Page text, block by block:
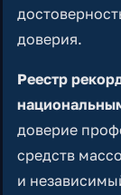
доверия.
Реестр
доверие
средств
и